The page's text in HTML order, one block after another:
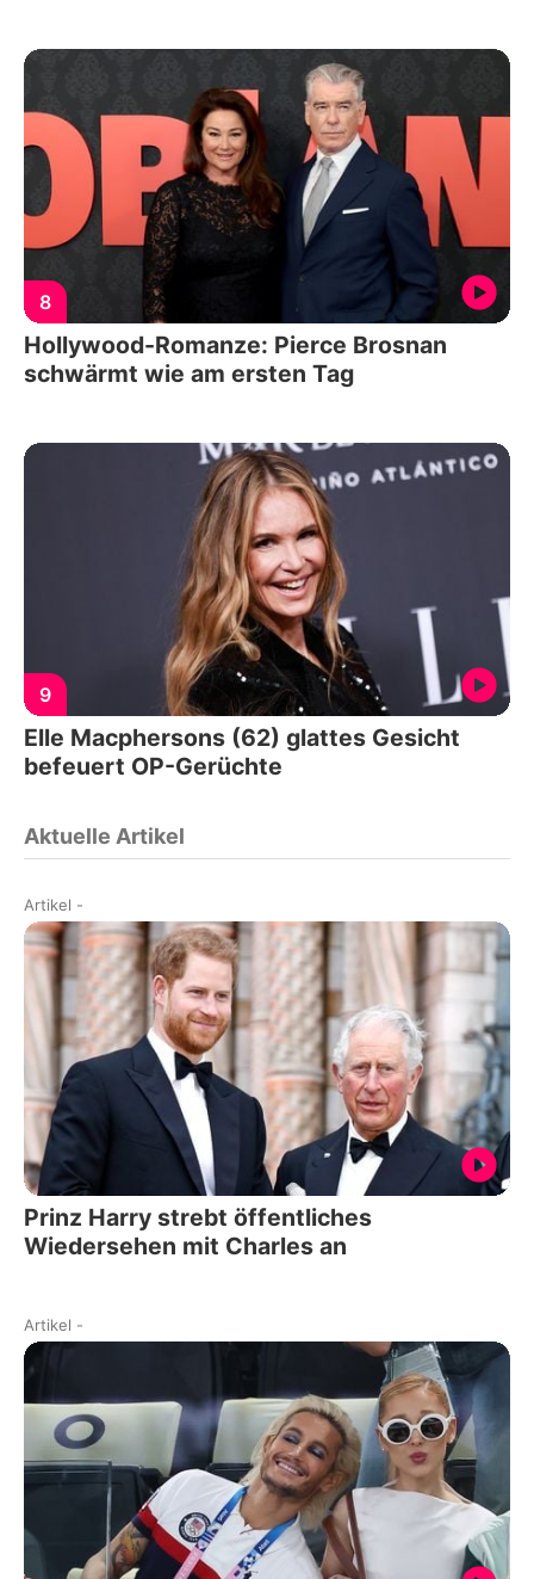
8
Hollywood-Romanze: Pierce Brosnan
schwärmt wie am ersten Tag
9
Elle Macphersons (62) glattes Gesicht
befeuert OP-Gerüchte
Aktuelle Artikel
Artikel -
Prinz Harry strebt öffentliches
Wiedersehen mit Charles an
Artikel -